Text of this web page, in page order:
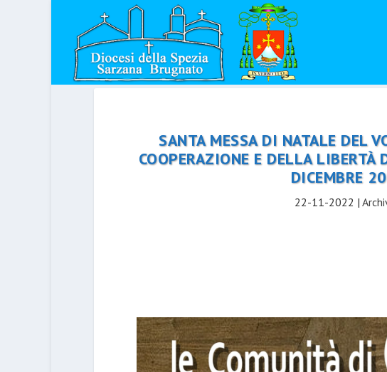
SANTA MESSA DI NATALE DEL
COOPERAZIONE E DELLA LIBERTÀ
DICEMBRE
22-11-2022 |